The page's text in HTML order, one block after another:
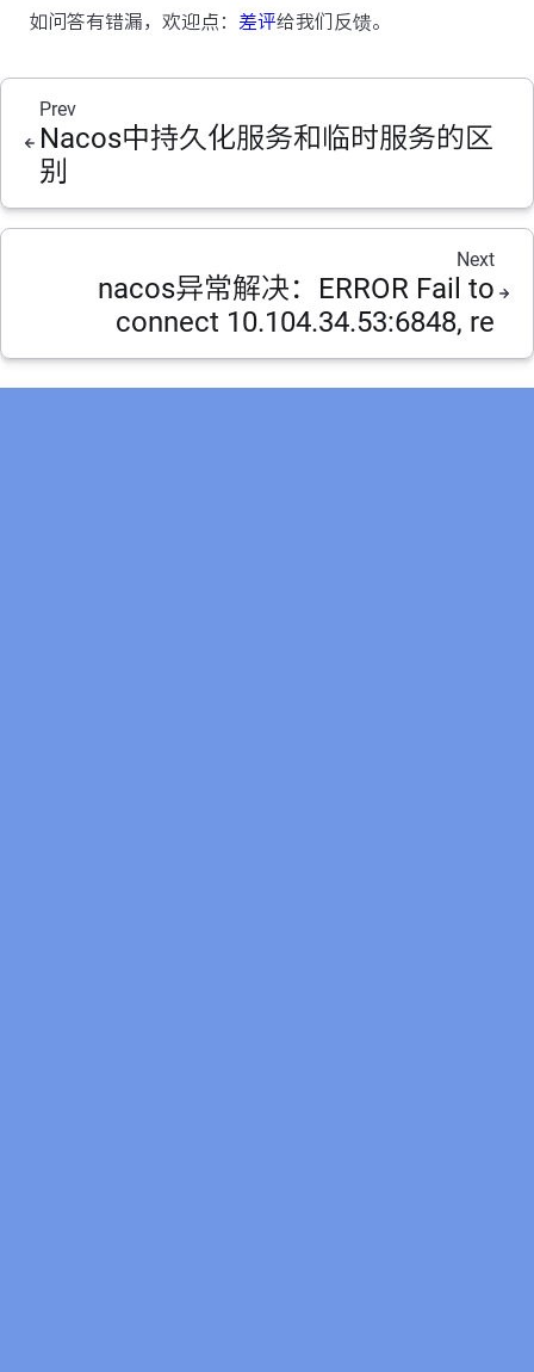
如问答有错漏，欢迎点： 差评给我们反馈。
Prev
Nacos中持久化服务和临时服务的区
别
Next
nacos异常解决：ERROR Fail to
connect 10.104.34.53:6848, re